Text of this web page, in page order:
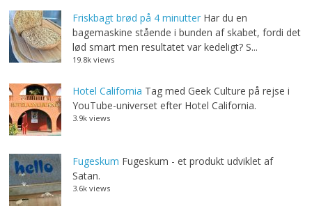
Friskbagt brød på 4 minutter Har du en
bagemaskine stående i bunden af skabet, fordi det
lød smart men resultatet var kedeligt? S...
19.8k views
Hotel California Tag med Geek Culture på rejse i
YouTube-universet efter Hotel California.
3.9k views
Fugeskum Fugeskum - et produkt udviklet af
Satan.
3.6k views